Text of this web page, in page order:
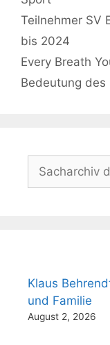
Teilnehmer SV
bis 2024
Every Breath
Bedeutung des
Suchen
Klaus
und Familie
August 2, 2026